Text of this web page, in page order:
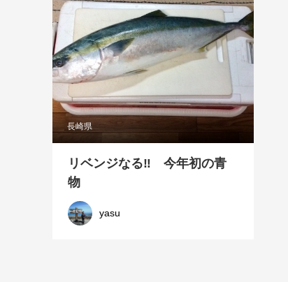
長崎県
リベンジなる‼ 今年初の青
物
yasu